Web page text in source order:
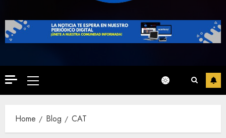
Primary
Menu
Home Blog CAT